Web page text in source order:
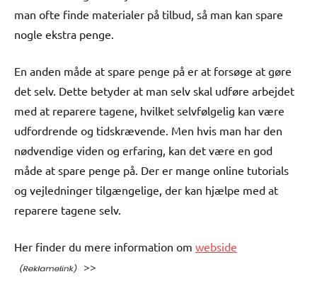
man ofte finde materialer på tilbud, så man kan spare
nogle ekstra penge.
En anden måde at spare penge på er at forsøge at gøre
det selv. Dette betyder at man selv skal udføre arbejdet
med at reparere tagene, hvilket selvfølgelig kan være
udfordrende og tidskrævende. Men hvis man har den
nødvendige viden og erfaring, kan det være en god
måde at spare penge på. Der er mange online tutorials
og vejledninger tilgængelige, der kan hjælpe med at
reparere tagene selv.
Her finder du mere information om webside
>>